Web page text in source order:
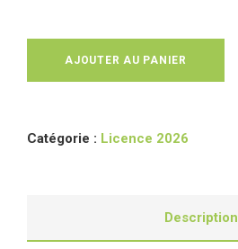
AJOUTER AU PANIER
Catégorie : Licence 2026
Description